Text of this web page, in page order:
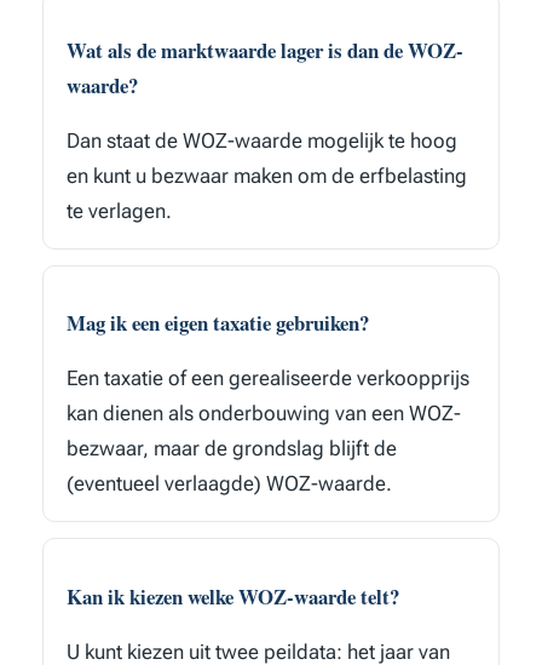
Wat als de marktwaarde lager is dan de WOZ-
waarde?
Dan staat de WOZ-waarde mogelijk te hoog
en kunt u bezwaar maken om de erfbelasting
te verlagen.
Mag ik een eigen taxatie gebruiken?
Een taxatie of een gerealiseerde verkoopprijs
kan dienen als onderbouwing van een WOZ-
bezwaar, maar de grondslag blijft de
(eventueel verlaagde) WOZ-waarde.
Kan ik kiezen welke WOZ-waarde telt?
U kunt kiezen uit twee peildata: het jaar van